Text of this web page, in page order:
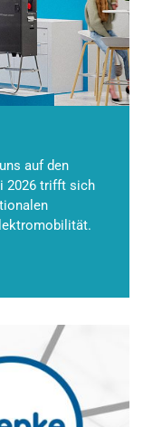
auf den
2026 trifft sich